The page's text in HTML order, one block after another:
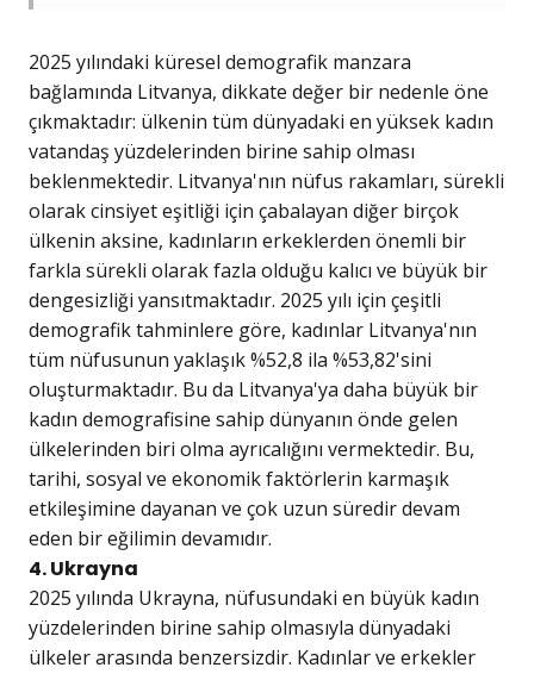
2025 yılındaki küresel demografik manzara
bağlamında Litvanya, dikkate değer bir nedenle öne
çıkmaktadır: ülkenin tüm dünyadaki en yüksek kadın
vatandaş yüzdelerinden birine sahip olması
beklenmektedir. Litvanya'nın nüfus rakamları, sürekli
olarak cinsiyet eşitliği için çabalayan diğer birçok
ülkenin aksine, kadınların erkeklerden önemli bir
farkla sürekli olarak fazla olduğu kalıcı ve büyük bir
dengesizliği yansıtmaktadır. 2025 yılı için çeşitli
demografik tahminlere göre, kadınlar Litvanya'nın
tüm nüfusunun yaklaşık %52,8 ila %53,82'sini
oluşturmaktadır. Bu da Litvanya'ya daha büyük bir
kadın demografisine sahip dünyanın önde gelen
ülkelerinden biri olma ayrıcalığını vermektedir. Bu,
tarihi, sosyal ve ekonomik faktörlerin karmaşık
etkileşimine dayanan ve çok uzun süredir devam
eden bir eğilimin devamıdır.
4. Ukrayna
2025 yılında Ukrayna, nüfusundaki en büyük kadın
yüzdelerinden birine sahip olmasıyla dünyadaki
ülkeler arasında benzersizdir. Kadınlar ve erkekler